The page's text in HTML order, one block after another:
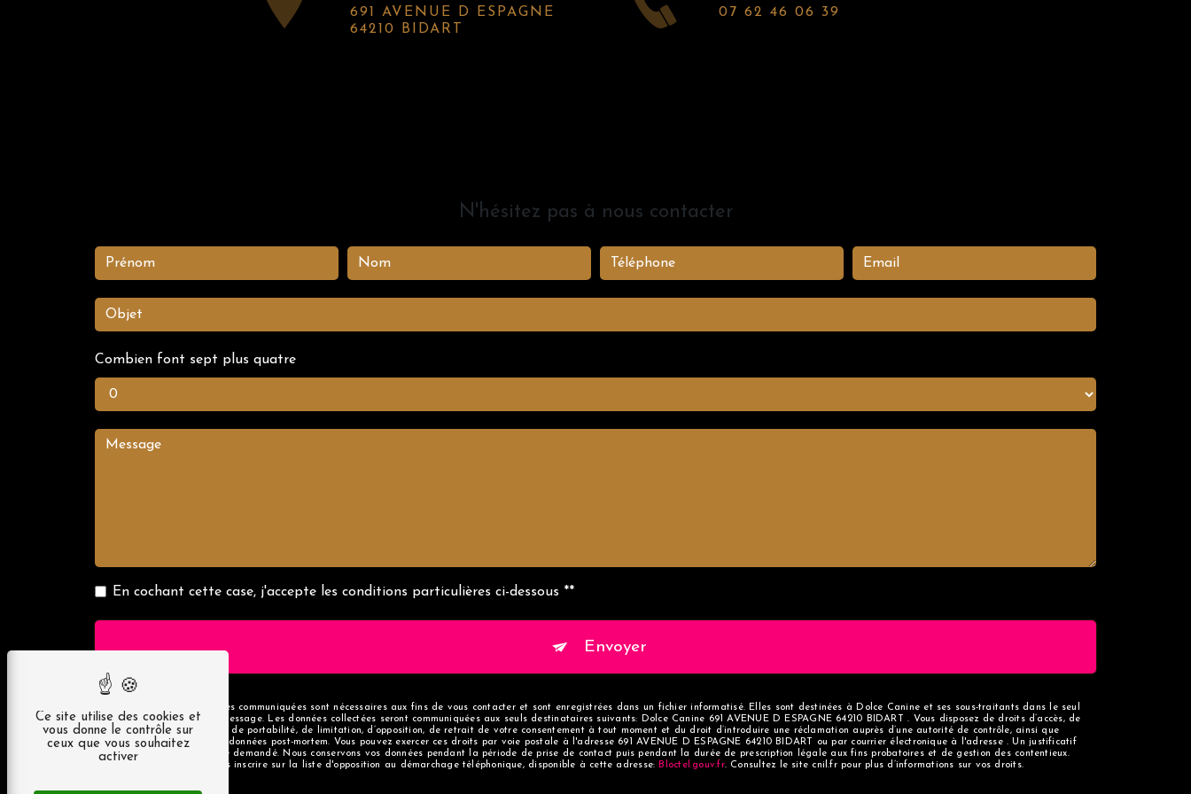
691 AVENUE D ESPAGNE
64210 BIDART
07 62 46 06 39
N'hésitez pas à nous contacter
Combien font sept plus quatre
En cochant cette case, j'accepte les conditions particulières ci-dessous **
Envoyer
** Les données personnelles communiquées sont nécessaires aux fins de vous contacter et sont enregistrées dans un fichier informatisé. Elles sont destinées à Dolce Canine et ses sous-traitants dans le seul
but de répondre à votre message. Les données collectées seront communiquées aux seuls destinataires suivants: Dolce Canine 691 AVENUE D ESPAGNE 64210 BIDART . Vous disposez de droits d’accès, de
rectification, d’effacement, de portabilité, de limitation, d’opposition, de retrait de votre consentement à tout moment et du droit d’introduire une réclamation auprès d’une autorité de contrôle, ainsi que
d’organiser le sort de vos données post-mortem. Vous pouvez exercer ces droits par voie postale à l'adresse 691 AVENUE D ESPAGNE 64210 BIDART ou par courrier électronique à l'adresse . Un justificatif
d'identité pourra vous être demandé. Nous conservons vos données pendant la période de prise de contact puis pendant la durée de prescription légale aux fins probatoires et de gestion des contentieux.
Vous avez le droit de vous inscrire sur la liste d'opposition au démarchage téléphonique, disponible à cette adresse:
Bloctel.gouv.fr. Consultez le site cnil.fr pour plus d’informations sur vos droits.
Ce site utilise des cookies et
vous donne le contrôle sur
ceux que vous souhaitez
activer